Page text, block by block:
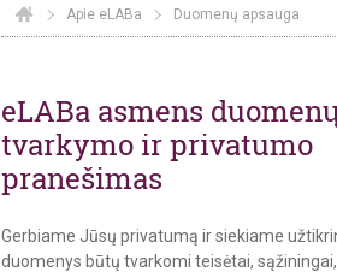
Elaba
Apie eLABa Duomenų apsauga
eLABa asmens
tvarkymo ir privatumo
pranešimas
Gerbiame Jūsų privatumą ir siekiame
duomenys būtų tvarkomi teisėtai,